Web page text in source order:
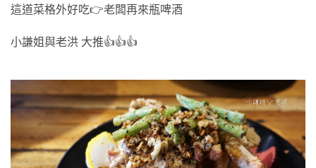
這道菜格外好吃👉老闆再來瓶啤酒
小謙姐與老洪 大推👍👍👍